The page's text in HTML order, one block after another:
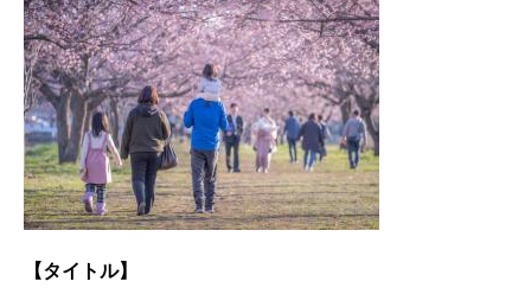
【タイトル】